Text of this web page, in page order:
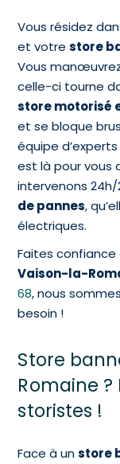
Vous résidez
et votrestore
Vous
celle-ci tourne
store motorisé
et se bloque
équipe
est là pour vous
intervenons
de pannes,
électriques.
Faites
Vaison-la-
68, nous
besoin !
Store
Romaine
storistes !
Face à unstore